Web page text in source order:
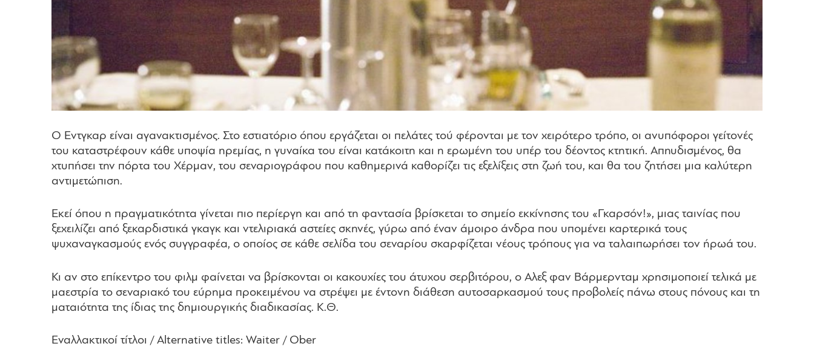
Ο Εντγκαρ είναι αγανακτισμένος. Στο εστιατόριο όπου εργάζεται οι πελάτες τού φέρονται με τον χειρότερο τρόπο, οι ανυπόφοροι γείτονές
του καταστρέφουν κάθε υποψία ηρεμίας, η γυναίκα του είναι κατάκοιτη και η ερωμένη του υπέρ του δέοντος κτητική. Απηυδισμένος, θα
χτυπήσει την πόρτα του Χέρμαν, του σεναριογράφου που καθημερινά καθορίζει τις εξελίξεις στη ζωή του, και θα του ζητήσει μια καλύτερη
αντιμετώπιση.
Εκεί όπου η πραγματικότητα γίνεται πιο περίεργη και από τη φαντασία βρίσκεται το σημείο εκκίνησης του «Γκαρσόν!», μιας ταινίας που
ξεχειλίζει από ξεκαρδιστικά γκαγκ και ντελιριακά αστείες σκηνές, γύρω από έναν άμοιρο άνδρα που υπομένει καρτερικά τους
ψυχαναγκασμούς ενός συγγραφέα, ο οποίος σε κάθε σελίδα του σεναρίου σκαρφίζεται νέους τρόπους για να ταλαιπωρήσει τον ήρωά του.
Κι αν στο επίκεντρο του φιλμ φαίνεται να βρίσκονται οι κακουχίες του άτυχου σερβιτόρου, ο Αλεξ φαν Βάρμερνταμ χρησιμοποιεί τελικά με
μαεστρία το σεναριακό του εύρημα προκειμένου να στρέψει με έντονη διάθεση αυτοσαρκασμού τους προβολείς πάνω στους πόνους και τη
ματαιότητα της ίδιας της δημιουργικής διαδικασίας. Κ.Θ.
Εναλλακτικοί τίτλοι / Alternative titles: Waiter / Ober